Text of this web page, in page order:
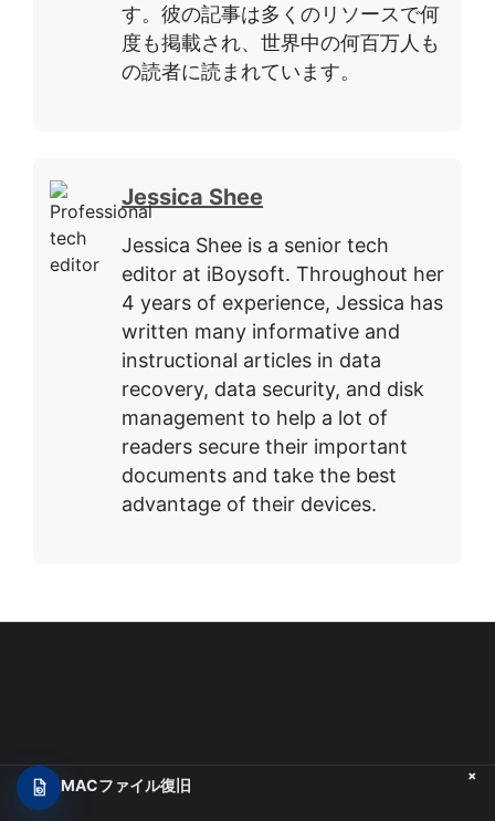
す。彼の記事は多くのリソースで何
度も掲載され、世界中の何百万人も
の読者に読まれています。
Jessica Shee
Jessica Shee is a senior tech
editor at iBoysoft. Throughout her
4 years of experience, Jessica has
written many informative and
instructional articles in data
recovery, data security, and disk
management to help a lot of
readers secure their important
documents and take the best
advantage of their devices.
MACファイル復旧 +